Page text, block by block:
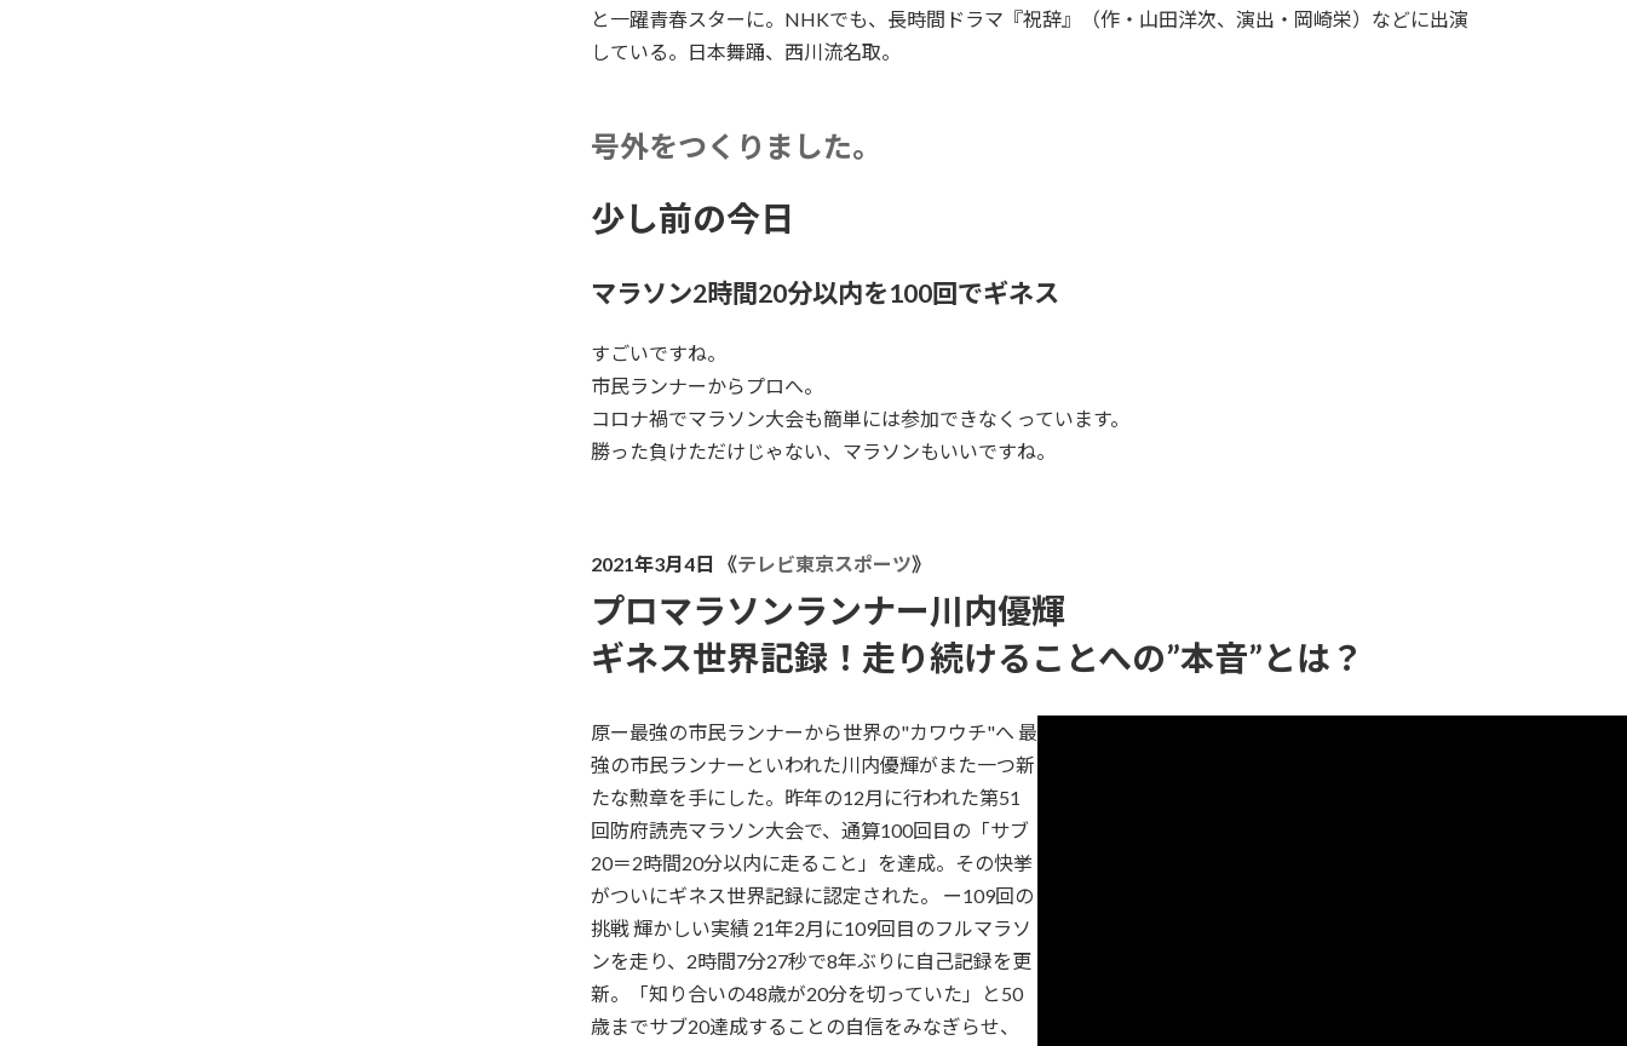
と一躍青春スターに。NHKでも、長時間ドラマ『祝辞』（作・山田洋次、演出・岡崎栄）などに出演
している。日本舞踊、西川流名取。
号外をつくりました。
少し前の今日
マラソン2時間20分以内を100回でギネス
すごいですね。
市民ランナーからプロへ。
コロナ禍でマラソン大会も簡単には参加できなくっています。
勝った負けただけじゃない、マラソンもいいですね。
2021年3月4日 《テレビ東京スポーツ》
プロマラソンランナー川内優輝
ギネス世界記録！走り続けることへの”本音”とは？
原ー最強の市民ランナーから世界の"カワウチ"へ 最
強の市民ランナーといわれた川内優輝がまた一つ新
たな勲章を手にした。昨年の12月に行われた第51
回防府読売マラソン大会で、通算100回目の「サブ
20＝2時間20分以内に走ること」を達成。その快挙
がついにギネス世界記録に認定された。 ー109回の
挑戦 輝かしい実績 21年2月に109回目のフルマラソ
ンを走り、2時間7分27秒で8年ぶりに自己記録を更
新。「知り合いの48歳が20分を切っていた」と50
歳までサブ20達成することの自信をみなぎらせ、